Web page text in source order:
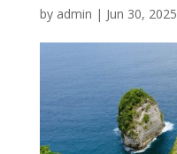
by admin | Jun 30, 2025